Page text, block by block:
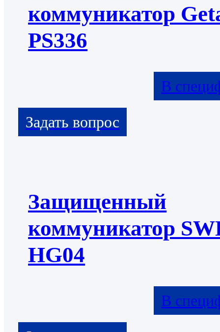
коммуникатор
PS336
В
Защищенный
коммуникатор
HG04
В